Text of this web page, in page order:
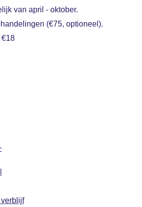
van april - oktober.
(€75, optioneel).